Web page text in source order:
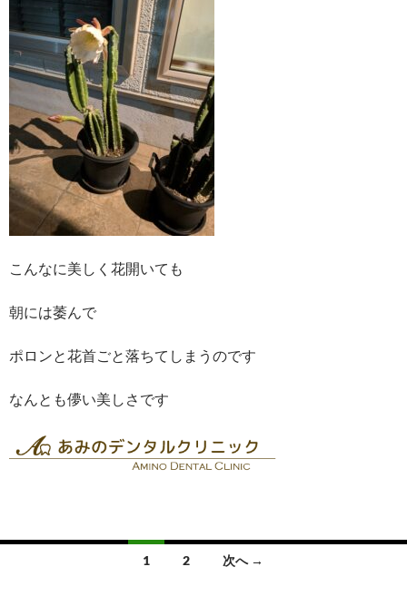
こんなに美しく花開いても
朝には萎んで
ポロンと花首ごと落ちてしまうのです
なんとも儚い美しさです
1 2 次へ →